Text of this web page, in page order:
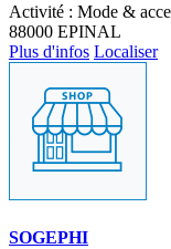
Activité : Mode &
88000 EPINAL
Plus d'infos Localiser
SOGEPHI